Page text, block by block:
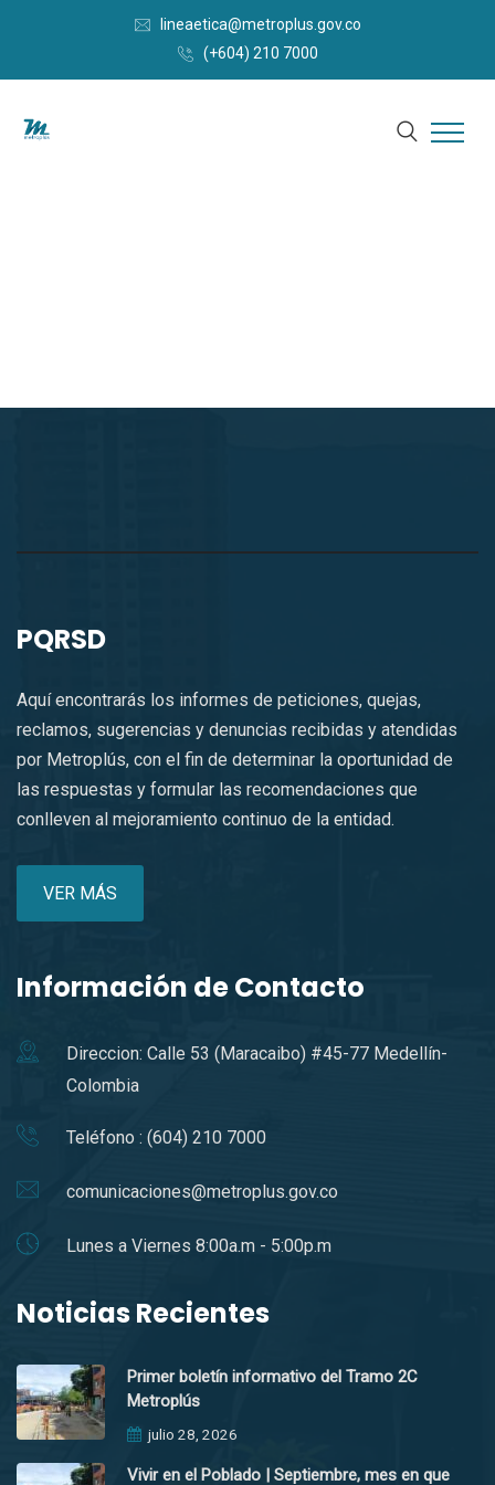
lineaetica@metroplus.gov.co
(+604) 210 7000
PQRSD
Aquí encontrarás los informes de peticiones, quejas,
reclamos, sugerencias y denuncias recibidas y atendidas
por Metroplús, con el fin de determinar la oportunidad de
las respuestas y formular las recomendaciones que
conlleven al mejoramiento continuo de la entidad.
VER MÁS
Información de Contacto
Direccion: Calle 53 (Maracaibo) #45-77 Medellín-
Colombia
Teléfono : (604) 210 7000
comunicaciones@metroplus.gov.co
Lunes a Viernes 8:00a.m - 5:00p.m
Noticias Recientes
Primer boletín informativo del Tramo 2C
Metroplús
julio 28, 2026
Vivir en el Poblado | Septiembre, mes en que